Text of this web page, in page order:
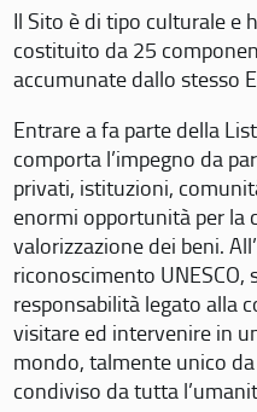
Il Sito è di tipo culturale e
costituito da 25
accumunate dallo stesso
Entrare a fa parte della
comporta l’impegno da
privati, istituzioni,
enormi opportunità per la
valorizzazione dei beni.
riconoscimento
responsabilità legato alla
visitare ed intervenire in
mondo, talmente unico
condiviso da tutta